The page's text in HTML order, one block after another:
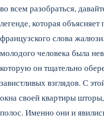
во всем разобраться,
легенде, которая
французского слова
молодого человека была
которую он тщательно
завистливых взглядов. С
окна своей квартиры
полос. Именно они и